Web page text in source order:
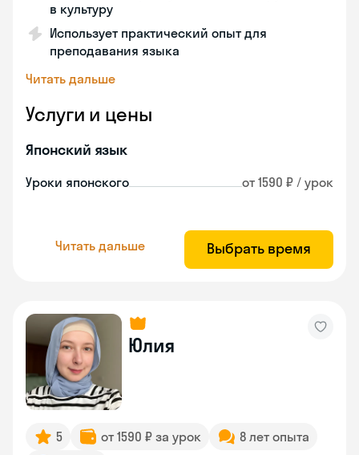
в культуру
Использует практический опыт для
преподавания языка
Читать дальше
Услуги и цены
Японский язык
Уроки японского от 1590 ₽ / урок
Читать дальше Выбрать время
Юлия
5 от 1590 ₽ за урок
8 лет опыта